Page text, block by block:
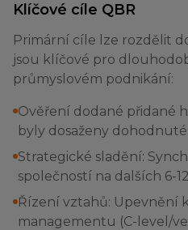
Klíčové cíle QBR
Primární cíle lze rozdělit
jsou klíčové pro
průmyslovém podnikání:
Ověření dodané přidané
byly dosaženy
Strategické sladění:
společností na dalších 6-
Řízení vztahů: Upevnění
managementu (C-level/